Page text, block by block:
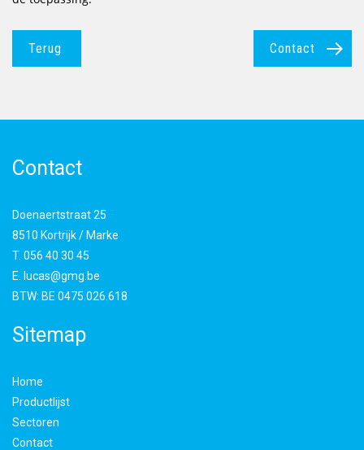
Contact
Terug
Contact
Doenaertstraat 25
8510 Kortrijk / Marke
T. 056 40 30 45
E.
lucas@gmg.be
BTW: BE 0475.026.618
Sitemap
Home
Productlijst
Sectoren
Contact